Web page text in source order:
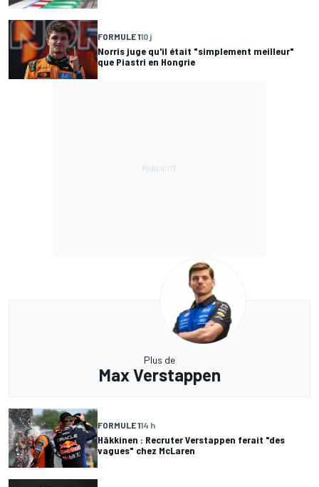
FORMULE 110 j
Norris juge qu'il était "simplement meilleur"
que Piastri en Hongrie
Plus de
Max Verstappen
FORMULE 114 h
Häkkinen : Recruter Verstappen ferait "des
vagues" chez McLaren